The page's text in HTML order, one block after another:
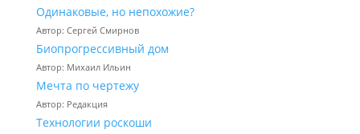
Одинаковые, но непохожие?
Автор: Сергей Смирнов
Биопрогрессивный дом
Автор: Михаил Ильин
Мечта по чертежу
Автор: Редакция
Технологии роскоши